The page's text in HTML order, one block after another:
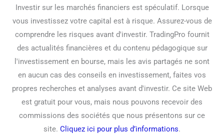
Investir sur les marchés financiers est spéculatif. Lorsque
vous investissez votre capital est à risque. Assurez-vous de
comprendre les risques avant d'investir. TradingPro fournit
des actualités financières et du contenu pédagogique sur
l'investissement en bourse, mais les avis partagés ne sont
en aucun cas des conseils en investissement, faites vos
propres recherches et analyses avant d'investir. Ce site Web
est gratuit pour vous, mais nous pouvons recevoir des
commissions des sociétés que nous présentons sur ce
site. Cliquez ici pour plus d’informations.